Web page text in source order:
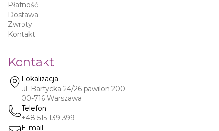
Płatność
Dostawa
Zwroty
Kontakt
Kontakt
Lokalizacja
ul. Bartycka 24/26 pawilon 200
00-716 Warszawa
Telefon
+48 515 139 399
E-mail